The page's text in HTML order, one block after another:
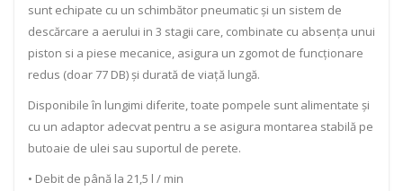
sunt echipate cu un schimbător pneumatic și un sistem de
descărcare a aerului in 3 stagii care, combinate cu absența unui
piston si a piese mecanice, asigura un zgomot de funcționare
redus (doar 77 DB) și durată de viață lungă.
Disponibile în lungimi diferite, toate pompele sunt alimentate și
cu un adaptor adecvat pentru a se asigura montarea stabilă pe
butoaie de ulei sau suportul de perete.
• Debit de până la 21,5 l / min